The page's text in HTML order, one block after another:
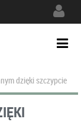
dzięki szczypcie